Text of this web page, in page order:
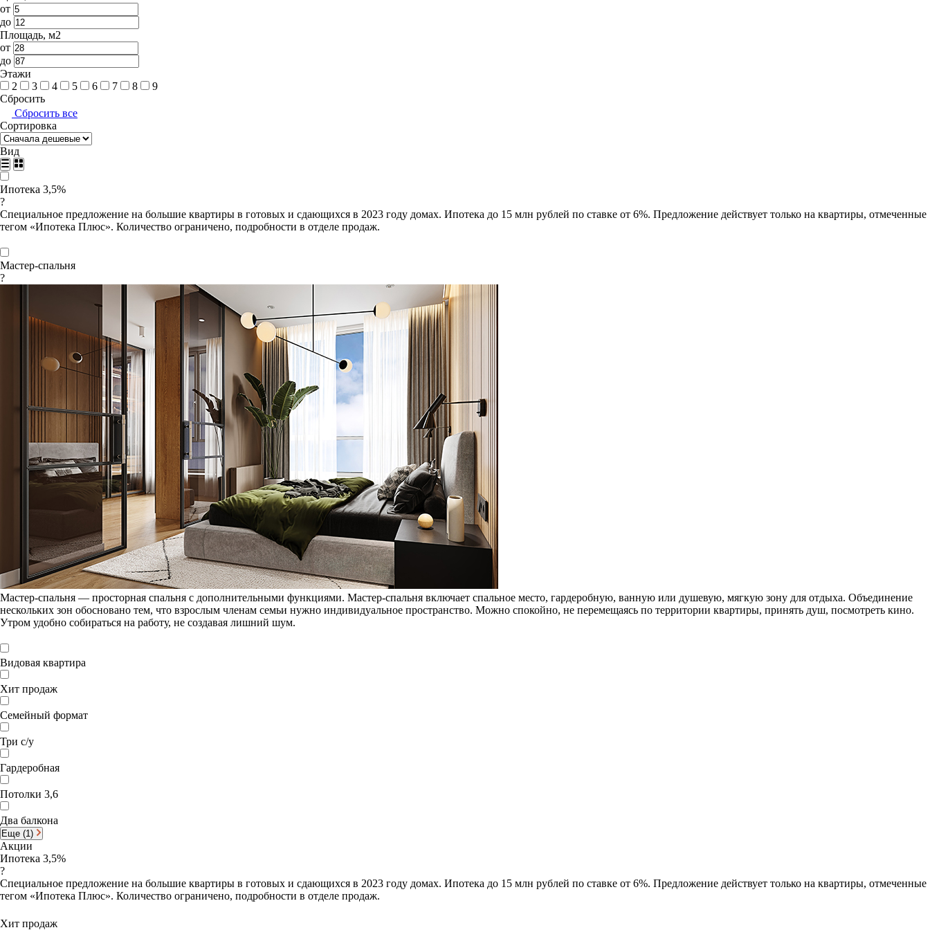
от
до
Площадь, м2
от
до
Этажи
2
3 4 5 6 7 8
9
Сбросить
Сбросить все
Сортировка
Вид
Ипотека 3,5%
?
Специальное предложение на большие квартиры в готовых и сдающихся в 2023 году домах. Ипотека до 15 млн рублей по ставке от 6%. Предложение действует только на квартиры, отмеченные
тегом «Ипотека Плюс». Количество ограничено, подробности в отделе продаж.
Мастер-спальня
?
Мастер-спальня — просторная спальня с дополнительными функциями. Мастер-спальня включает спальное место, гардеробную, ванную или душевую, мягкую зону для отдыха. Объединение
нескольких зон обосновано тем, что взрослым членам семьи нужно индивидуальное пространство. Можно спокойно, не перемещаясь по территории квартиры, принять душ, посмотреть кино.
Утром удобно собираться на работу, не создавая лишний шум.
Видовая квартира
Хит продаж
Семейный формат
Три с/у
Гардеробная
Потолки 3,6
Два балкона
Еще (1)
Акции
Ипотека 3,5%
?
Специальное предложение на большие квартиры в готовых и сдающихся в 2023 году домах. Ипотека до 15 млн рублей по ставке от 6%. Предложение действует только на квартиры, отмеченные
тегом «Ипотека Плюс». Количество ограничено, подробности в отделе продаж.
Хит продаж